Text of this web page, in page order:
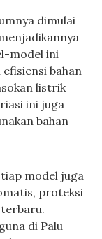
dimulai
model ini
bahan
listrik
ini juga
bahan
model juga
proteksi
di Palu